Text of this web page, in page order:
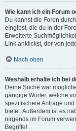
Wie kann ich ein Forum
Du kannst die Foren
eingibst, die du in der
Erweiterte
Link anklickst, der von
Nach oben
Weshalb erhalte ich bei
Deine Suche war
gängige Wörter, welche
spezifischere Anfrage
bietet. Außerdem ist es
nirgends im Forum
Begriffe!